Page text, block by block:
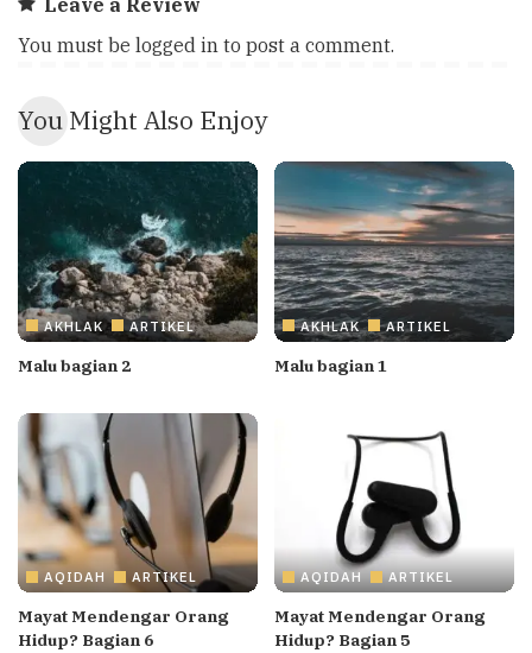
Leave a Review
You must be logged in to post a comment.
You Might Also Enjoy
AKHLAK ARTIKEL
Malu bagian 2
AKHLAK ARTIKEL
Malu bagian 1
AQIDAH ARTIKEL
Mayat Mendengar Orang
Hidup? Bagian 6
AQIDAH ARTIKEL
Mayat Mendengar Orang
Hidup? Bagian 5